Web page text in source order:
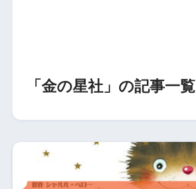
「金の星社」の記事一覧